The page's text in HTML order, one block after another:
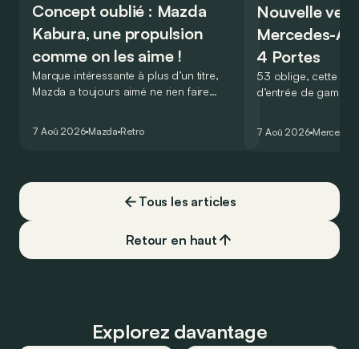
Concept oublié : Mazda
Kabura, une propulsion
comme on les aime !
Marque intéressante à plus d’un titre,
Mazda a toujours aimé ne rien faire
de la plus belle des manières…
7 Aoû 2026 Mazda Retro
Nouvelle
Mercedes-
4 Portes
53 oblige, cette
d’entrée de
moins…
7 Aoû 2026 Mercedes
Tous les articles
Retour en haut
Explorez davantage